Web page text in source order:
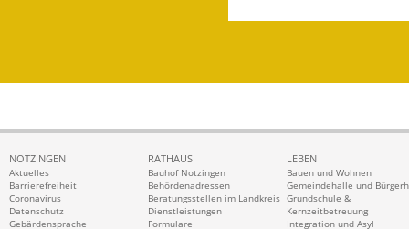
NOTZINGEN
Aktuelles
Barrierefreiheit
Coronavirus
Datenschutz
Gebärdensprache
RATHAUS
Bauhof Notzingen
Behördenadressen
Beratungsstellen im Landkreis
Dienstleistungen
Formulare
LEBEN
Bauen und Wohnen
Gemeindehalle und
Grundschule &
Kernzeitbetreuung
Integration und Asyl